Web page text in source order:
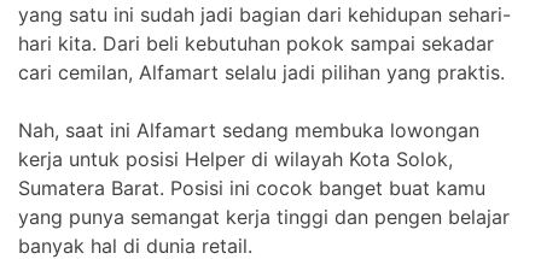
yang satu ini sudah jadi bagian dari kehidupan sehari-
hari kita. Dari beli kebutuhan pokok sampai sekadar
cari cemilan, Alfamart selalu jadi pilihan yang praktis.
Nah, saat ini Alfamart sedang membuka lowongan
kerja untuk posisi Helper di wilayah Kota Solok,
Sumatera Barat. Posisi ini cocok banget buat kamu
yang punya semangat kerja tinggi dan pengen belajar
banyak hal di dunia retail.